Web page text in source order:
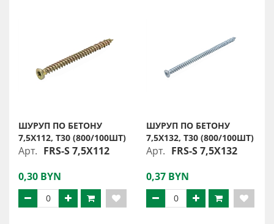
ШУРУП ПО БЕТОНУ
7,5X112, Т30 (800/100ШТ)
Арт. FRS-S 7,5X112
0,30 BYN
ШУРУП ПО БЕТОНУ
7,5X132, Т30 (800/100ШТ)
Арт. FRS-S 7,5X132
0,37 BYN